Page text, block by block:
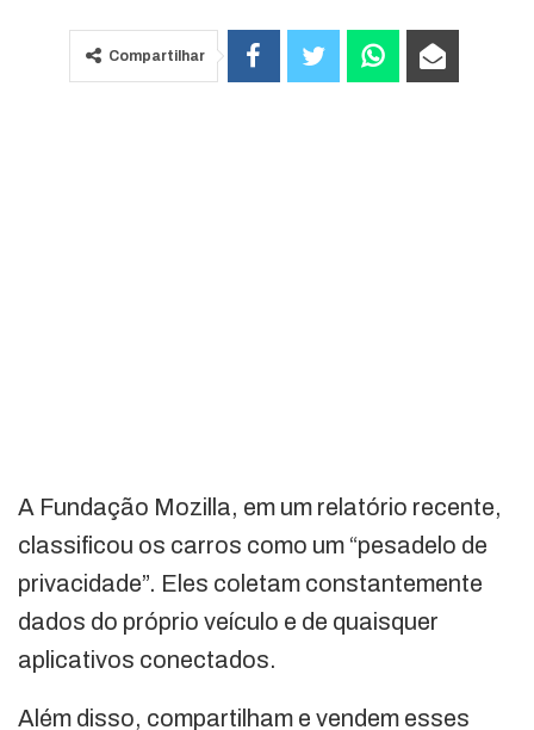
Compartilhar
A Fundação Mozilla, em um relatório recente,
classificou os carros como um “pesadelo de
privacidade”. Eles coletam constantemente
dados do próprio veículo e de quaisquer
aplicativos conectados.
Além disso, compartilham e vendem esses